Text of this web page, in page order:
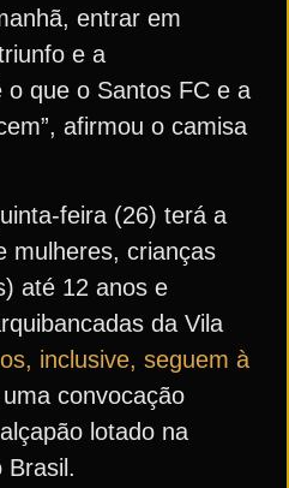
entrar em
e a
o que o Santos FC e a
afirmou o camisa
feira (26) terá a
mulheres, crianças
até 12 anos e
da Vila
inclusive, seguem à
convocação
lotado na
Brasil.